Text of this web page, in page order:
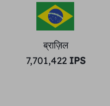
ब्राज़िल
7,701,422 IPS